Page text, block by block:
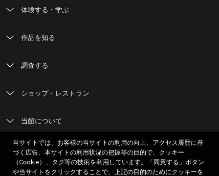
当サイトでは、お客様の当サイトの利用の向上、アクセス履歴に基
づく広告、本サイトの利用状況の把握等の目的で、クッキー
（Cookie）、タグ等の技術を利用しています。「同意する」ボタン
や当サイトをクリックすることで、上記の目的のためにクッキーを
体験する・学ぶ
作品を知る
調査する
ショップ・レストラン
当館について
寄付